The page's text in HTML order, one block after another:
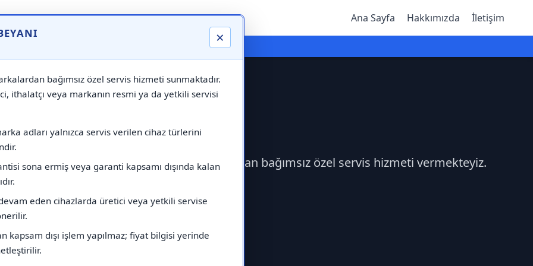
×
bağımsız özel servis hizmeti sunmaktadır.
ithalatçı veya markanın resmi ya da yetkili servisi
adları yalnızca servis verilen cihaz türlerini
sona ermiş veya garanti kapsamı dışında kalan
eden cihazlarda üretici veya yetkili servise
kapsam dışı işlem yapılmaz; fiyat bilgisi yerinde
Ana Sayfa Hakkımızda İletişim
⚠️ Markadan Bağımsız "Özel Servis" Hizmeti
Servisi
Samsung Servisi çağırabilirsiniz.Markadan bağımsız özel servis hizmeti vermekteyiz.